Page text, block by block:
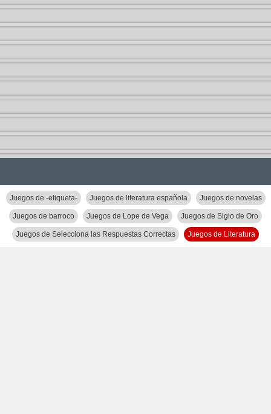
Juegos de -etiqueta- Juegos de literatura española Juegos de novelas
Juegos de barroco Juegos de Lope de Vega Juegos de Siglo de Oro
Juegos de Selecciona las Respuestas Correctas Juegos de Literatura